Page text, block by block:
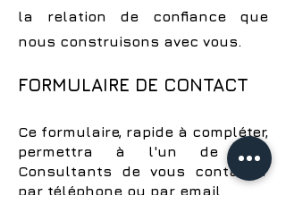
la relation de confiance que
nous construisons avec vous.
FORMULAIRE DE CONTACT
Ce formulaire, rapide à compléter,
permettra à l'un de nos
Consultants de vous contacter
par téléphone ou par email